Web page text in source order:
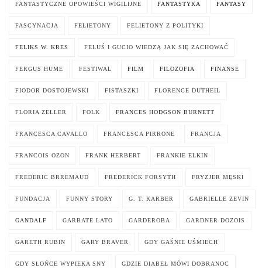
FANTASTYCZNE OPOWIEŚCI WIGILIJNE FANTASTYKA FANTASY
FASCYNACJA FELIETONY FELIETONY Z POLITYKI
FELIKS W. KRES FELUŚ I GUCIO WIEDZĄ JAK SIĘ ZACHOWAĆ
FERGUS HUME FESTIWAL FILM FILOZOFIA FINANSE
FIODOR DOSTOJEWSKI FISTASZKI FLORENCE DUTHEIL
FLORIA ZELLER FOLK FRANCES HODGSON BURNETT
FRANCESCA CAVALLO FRANCESCA PIRRONE FRANCJA
FRANCOIS OZON FRANK HERBERT FRANKIE ELKIN
FREDERIC BRREMAUD FREDERICK FORSYTH FRYZJER MĘSKI
FUNDACJA FUNNY STORY G. T. KARBER GABRIELLE ZEVIN
GANDALF GARBATE LATO GARDEROBA GARDNER DOZOIS
GARETH RUBIN GARY BRAVER GDY GAŚNIE UŚMIECH
GDY SŁOŃCE WYPIEKA SNY GDZIE DIABEŁ MÓWI DOBRANOC